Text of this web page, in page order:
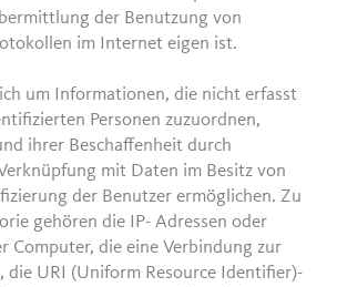
der Benutzung von
im Internet eigen ist.
um Informationen, die nicht erfasst
Personen zuzuordnen,
ihrer Beschaffenheit durch
mit Daten im Besitz von
der Benutzer ermöglichen. Zu
gehören die IP- Adressen oder
Computer, die eine Verbindung zur
die URI (Uniform Resource Identifier)-